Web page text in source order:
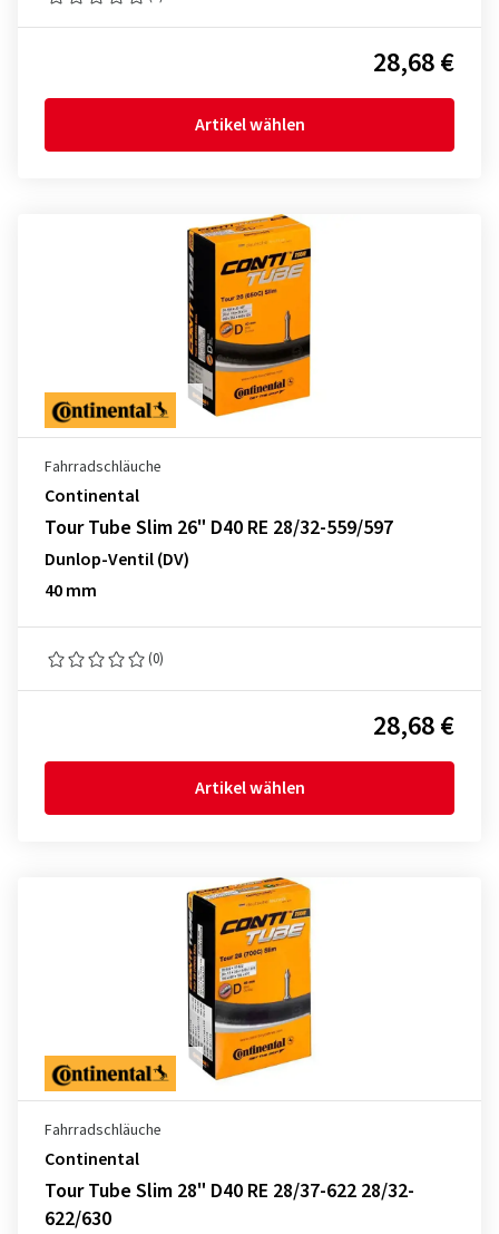
28,68 €
Artikel wählen
Fahrradschläuche
Continental
Tour Tube Slim 26" D40 RE 28/32-559/597
Dunlop-Ventil (DV)
40 mm
(0)
28,68 €
Artikel wählen
Fahrradschläuche
Continental
Tour Tube Slim 28" D40 RE 28/37-622 28/32-
622/630